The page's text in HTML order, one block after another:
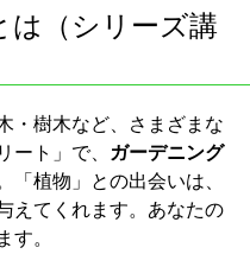
は（シリーズ講
・樹木など、さまざまな
ト」で、 ガーデニング
植物」との出会いは、
えてくれます。あなたの
。